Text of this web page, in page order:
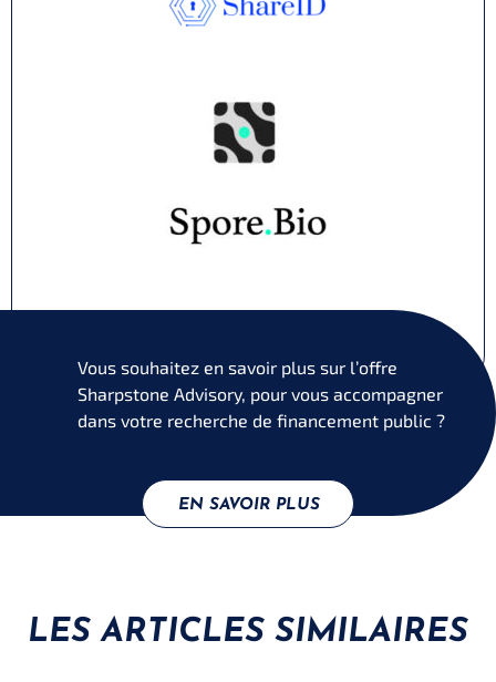
Vous souhaitez en savoir plus sur l’offre
Sharpstone Advisory, pour vous accompagner
dans votre recherche de financement public ?
EN SAVOIR PLUS
LES ARTICLES SIMILAIRES